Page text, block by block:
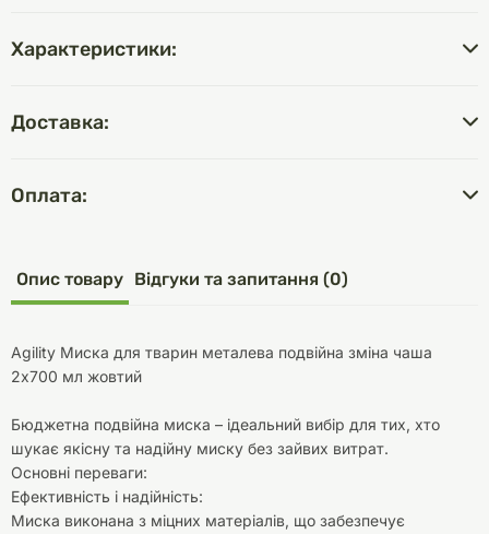
Характеристики:
Доставка:
Оплата:
Опис товару Відгуки та запитання (0)
Agility Миска для тварин металева подвійна зміна чаша
2х700 мл жовтий
Бюджетна подвійна миска – ідеальний вибір для тих, хто
шукає якісну та надійну миску без зайвих витрат.
Основні переваги:
Ефективність і надійність:
Миска виконана з міцних матеріалів, що забезпечує